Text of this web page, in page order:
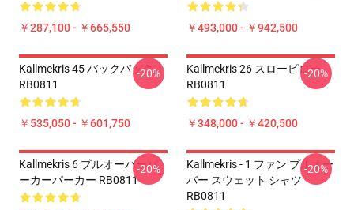
￥287,100 - ￥665,550 ￥493,000 - ￥942,500
Kallmekris 45 バックパック
RB0811
￥535,050 - ￥601,750
-20%
Kallmekris 26 スローピロー
RB0811
￥348,000 - ￥420,500
-20%
Kallmekris 6 プルオーバーパ
ーカーパーカー RB0811
-20%
Kallmekris - 1 ファン プルオー
バー スウェット シャツ
RB0811
-20%